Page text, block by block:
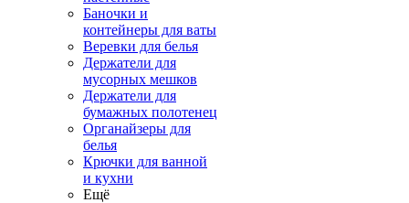
Баночки и
контейнеры для ваты
Веревки для белья
Держатели для
мусорных мешков
Держатели для
бумажных полотенец
Органайзеры для
белья
Крючки для ванной
и кухни
Ещё